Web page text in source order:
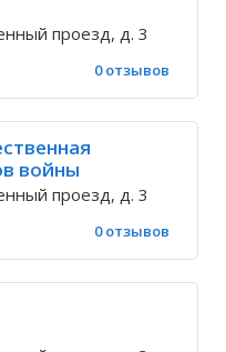
проезд, д. 3
0 отзывов
войны
проезд, д. 3
0 отзывов